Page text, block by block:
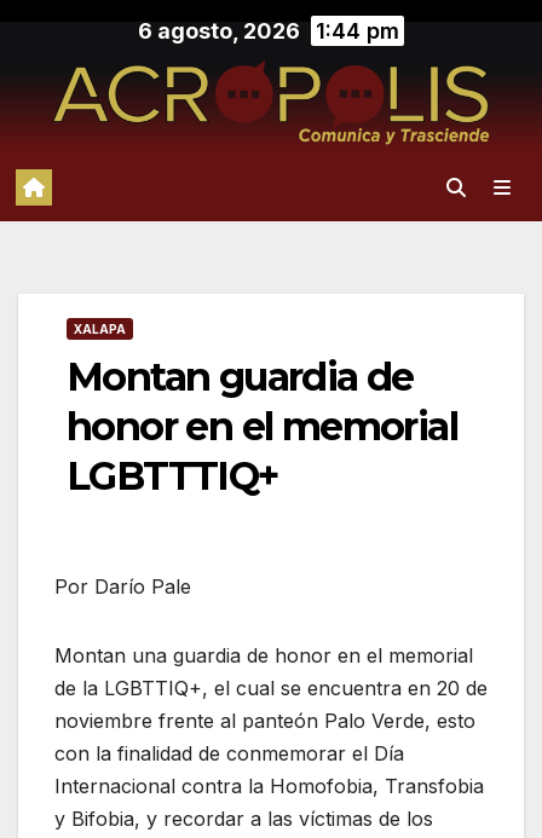
contenido
6 agosto, 2026 1:44 pm
XALAPA
Montan guardia de
honor en el memorial
LGBTTTIQ+
Por Darío Pale
Montan una guardia de honor en el memorial
de la LGBTTIQ+, el cual se encuentra en 20 de
noviembre frente al panteón Palo Verde, esto
con la finalidad de conmemorar el Día
Internacional contra la Homofobia, Transfobia
y Bifobia, y recordar a las víctimas de los